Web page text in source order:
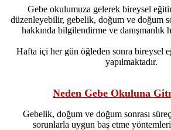
Gebe okulumuza gelerek bireysel
düzenleyebilir, gebelik, doğum ve doğum
hakkında bilgilendirme ve danışmanlık
Hafta içi her gün öğleden sonra bireysel
yapılmaktadır.
Neden Gebe Okuluna
Gebelik, doğum ve doğum sonrası
sorunlarla uygun baş etme